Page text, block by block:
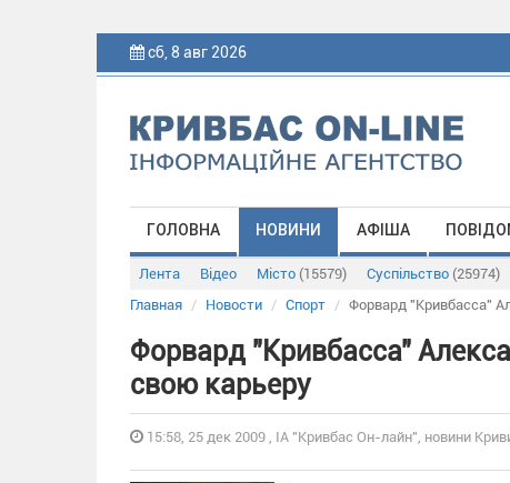
сб, 8 авг 2026
ГОЛОВНА НОВИНИ АФІША
Лента Відео Місто (15579) Суспільство (25974)
Главная
Новости Спорт Форвард "Кривбасса"
Форвард "Кривбасса"
свою карьеру
15:58, 25 дек 2009 , ІА "Кривбас Он-лайн", новини